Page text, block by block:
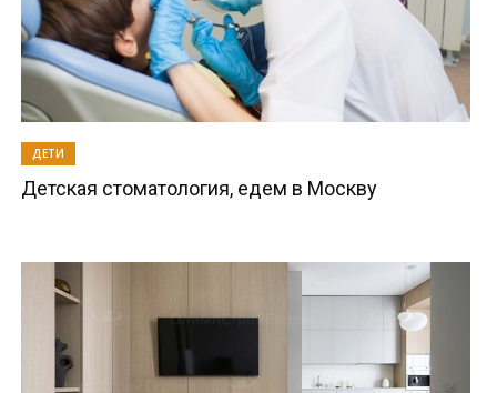
ДЕТИ
Детская стоматология, едем в Москву